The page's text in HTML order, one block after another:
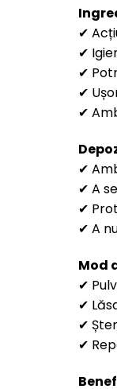
✔
✔
✔
✔
✔
✔
✔ A
✔
✔ A
Mod
✔
✔
✔
✔